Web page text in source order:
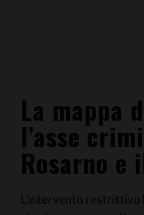
La mappa
l’asse
Rosarno e
L’intervento restrittivo